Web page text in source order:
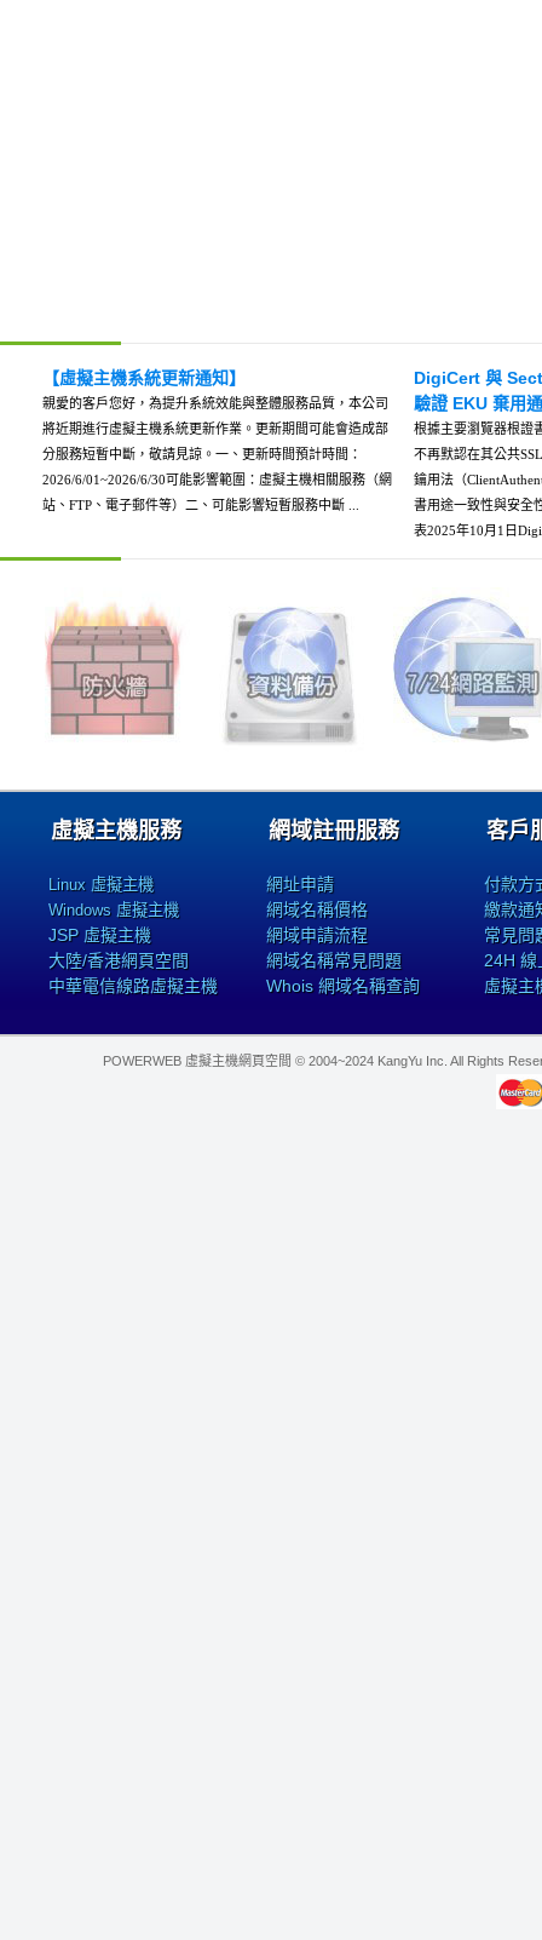
【虛擬主機系統更新通知】
親愛的客戶您好，為提升系統效能與整體服務品質，本公司
將近期進行虛擬主機系統更新作業。更新期間可能會造成部
分服務短暫中斷，敬請見諒。一、更新時間預計時間：
2026/6/01~2026/6/30可能影響範圍：虛擬主機相關服務（網
站、FTP、電子郵件等）二、可能影響短暫服務中斷 ...
DigiCert 與
驗證 EKU 棄用
根據主要瀏覽器根證
不再默認在其公共
鑰用法（
書用途一致性與安全
表2025年10月1日
虛擬主機服務
Linux 虛擬主機
Windows 虛擬主機
JSP 虛擬主機
大陸/香港網頁空間
中華電信線路虛擬主機
網域註冊服務
網址申請
網域名稱價格
網域申請流程
網域名稱常見問題
Whois 網域名稱查詢
客戶
付款方
繳款通
常見問
24H 線
虛擬主
POWERWEB 虛擬主機網頁空間 © 2004~2024 KangYu Inc. All Rights